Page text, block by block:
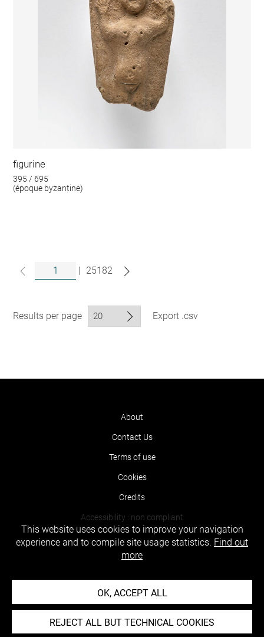
figurine
395 / 695
(époque byzantine)
| 25182
Results per page Export .csv
About
Contact Us
Terms of use
Cookies
Credits
Accessibility : non compliant
This website uses cookies to improve your navigation
experience and to compile site usage statistics. Find out
more
OK, ACCEPT ALL
REJECT ALL BUT TECHNICAL COOKIES